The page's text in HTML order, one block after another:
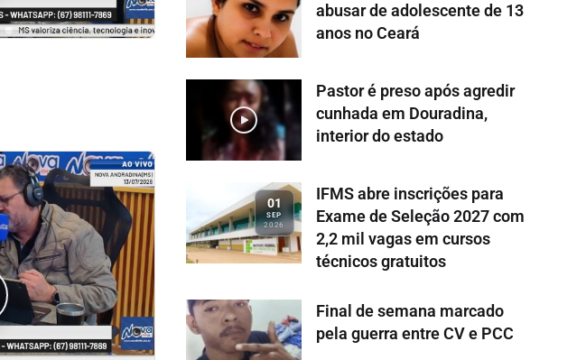
abusar de adolescente de 13
anos no Ceará
Pastor é preso após agredir
cunhada em Douradina,
interior do estado
01
SEP
2026
IFMS abre inscrições para
Exame de Seleção 2027 com
2,2 mil vagas em cursos
técnicos gratuitos
Final de semana marcado
pela guerra entre CV e PCC